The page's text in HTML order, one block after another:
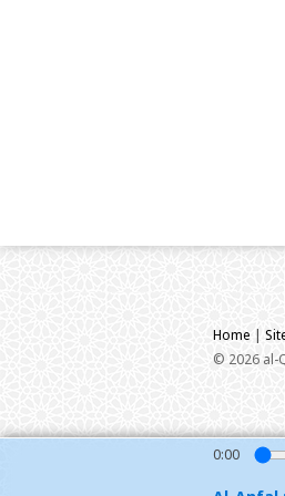
0:00
Home |
© 2026 al-